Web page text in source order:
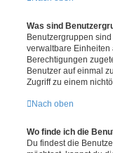
Was sind
Benutzergruppen
verwaltbare
Berechtigungen
Benutzer auf einmal
Zugriff zu einem
Nach oben
Wo finde ich die
Du findest die